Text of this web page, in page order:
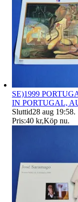
SE)1999
IN PORTUGAL,
Sluttid28 aug 19:58.
Pris:40 kr,Köp nu.